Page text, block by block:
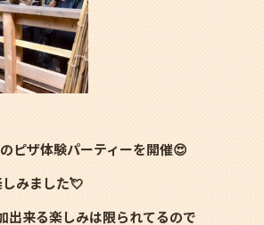
ザ体験パーティーを開催😍
みました💘
出来る楽しみは限られてるので